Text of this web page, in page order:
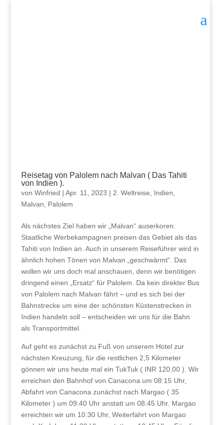
Reisetag von Palolem nach Malvan ( Das Tahiti
von Indien ).
von Winfried | Apr. 11, 2023 | 2. Weltreise, Indien,
Malvan, Palolem
Als nächstes Ziel haben wir „Malvan“ auserkoren.
Staatliche Werbekampagnen preisen das Gebiet als das
Tahiti von Indien an. Auch in unserem Reiseführer wird in
ähnlich hohen Tönen von Malvan „geschwärmt“. Das
wollen wir uns doch mal anschauen, denn wir benötigen
dringend einen „Ersatz“ für Palolem. Da kein direkter Bus
von Palolem nach Malvan fährt – und es sich bei der
Bahnstrecke um eine der schönsten Küstenstrecken in
Indien handeln soll – entscheiden wir uns für die Bahn
als Transportmittel.
Auf geht es zunächst zu Fuß von unserem Hotel zur
nächsten Kreuzung, für die restlichen 2,5 Kilometer
gönnen wir uns heute mal ein TukTuk ( INR 120,00 ). Wir
erreichen den Bahnhof von Canacona um 08:15 Uhr,
Abfahrt von Canacona zunächst nach Margao ( 35
Kilometer ) um 09:40 Uhr anstatt um 08:45 Uhr. Margao
erreichten wir um 10:30 Uhr, Weiterfahrt von Margao